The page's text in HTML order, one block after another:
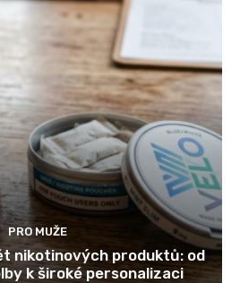
PRO MUŽE
nikotinových produktů: od
k široké personalizaci